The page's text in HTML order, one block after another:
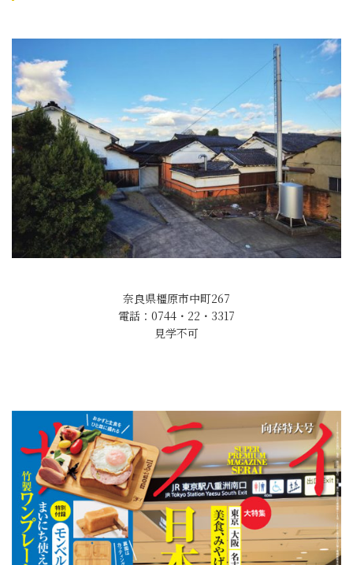
奈良県橿原市中町267
電話：0744・22・3317
見学不可